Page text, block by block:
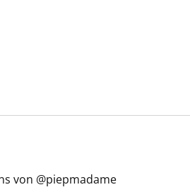
von @piepmadame